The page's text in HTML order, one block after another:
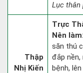
Lục thân
Thập
Nhị Kiến
Trực
Nên làm
săn thú
đắp nền,
bệnh,